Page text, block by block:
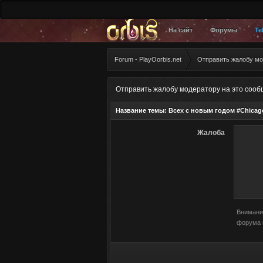
На сайт Форумы
Forum - PlayOorbis.net Отправить жалобу
Отправить жалобу модератору на это
Название темы: Всех с новым годом
Жалоба
форума